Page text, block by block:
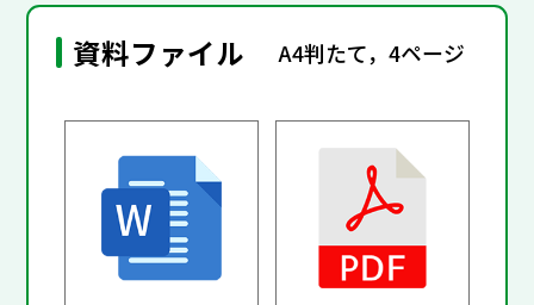
資料ファイル A4判たて，4ページ